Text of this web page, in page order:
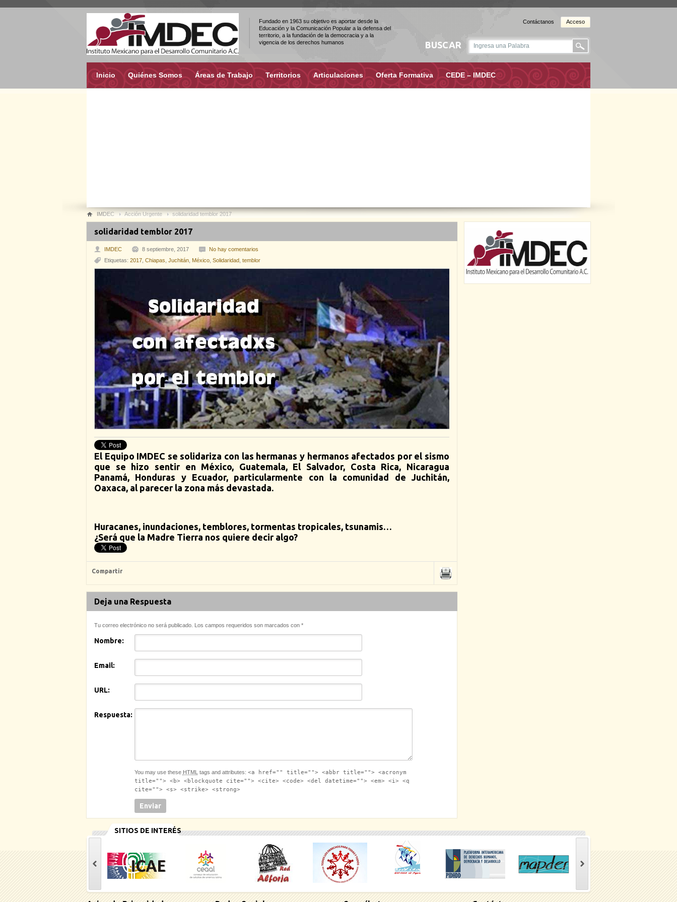
Fundado en 1963 su objetivo es aportar desde la
Educación y la Comunicación Popular a la defensa del
territorio, a la fundación de la democracia y a la
vigencia de los derechos humanos
Acceso
Contáctanos
BUSCAR
Inicio Quiénes Somos Áreas de Trabajo Territorios Articulaciones Oferta Formativa CEDE – IMDEC
IMDEC Acción Urgente solidaridad temblor 2017
solidaridad temblor 2017
IMDEC 8 septiembre, 2017
No hay comentarios
Etiquetas: 2017 Chiapas Juchitán México Solidaridad temblor
El Equipo IMDEC se solidariza con las hermanas y hermanos afectados por el sismo
que se hizo sentir en México, Guatemala, El Salvador, Costa Rica, Nicaragua
Panamá, Honduras y Ecuador, particularmente con la comunidad de Juchitán,
Oaxaca, al parecer la zona más devastada.
Huracanes, inundaciones, temblores, tormentas tropicales, tsunamis…
¿Será que la Madre Tierra nos quiere decir algo?
Compartir
Deja una Respuesta
Tu correo electrónico no será publicado. Los campos requeridos son marcados con *
Nombre:
Email:
URL:
Respuesta:
You may use these HTML tags and attributes: <a href="" title=""> <abbr title=""> <acronym
title=""> <b> <blockquote cite=""> <cite> <code> <del datetime=""> <em> <i> <q
cite=""> <s> <strike> <strong>
SITIOS DE INTERÉS